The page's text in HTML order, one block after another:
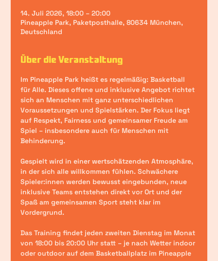
14. Juli 2026, 18:00 – 20:00
Pineapple Park, Paketposthalle, 80634 München,
Deutschland
Über die Veranstaltung
Im Pineapple Park heißt es regelmäßig: Basketball
für Alle. Dieses offene und inklusive Angebot richtet
sich an Menschen mit ganz unterschiedlichen
Voraussetzungen und Spielstärken. Der Fokus liegt
auf Respekt, Fairness und gemeinsamer Freude am
Spiel – insbesondere auch für Menschen mit
Behinderung.
Gespielt wird in einer wertschätzenden Atmosphäre,
in der sich alle willkommen fühlen. Schwächere
Spieler:innen werden bewusst eingebunden, neue
inklusive Teams entstehen direkt vor Ort und der
Spaß am gemeinsamen Sport steht klar im
Vordergrund.
Das Training findet jeden zweiten Dienstag im Monat
von 18:00 bis 20:00 Uhr statt – je nach Wetter indoor
oder outdoor auf dem Basketballplatz im Pineapple